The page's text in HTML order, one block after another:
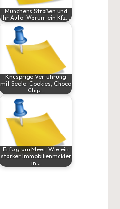
Münchens Straßen und
Ihr Auto: Warum ein Kfz…
Knusprige Verführung
mit Seele: Cookies, Choco
Chip…
Erfolg am Meer: Wie ein
starker Immobilienmakler
in…